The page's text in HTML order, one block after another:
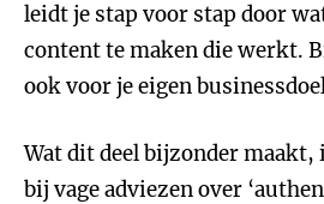
leidt je stap voor stap door
content te maken die werkt.
ook voor je eigen
Wat dit deel bijzonder
bij vage adviezen over